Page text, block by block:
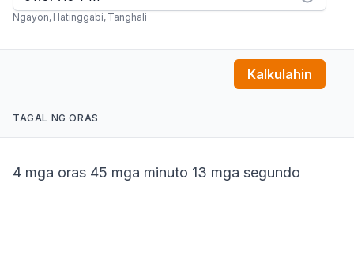
Ngayon, Hatinggabi, Tanghali
Kalkulahin
TAGAL NG ORAS
4 mga oras 45 mga minuto 13 mga segundo